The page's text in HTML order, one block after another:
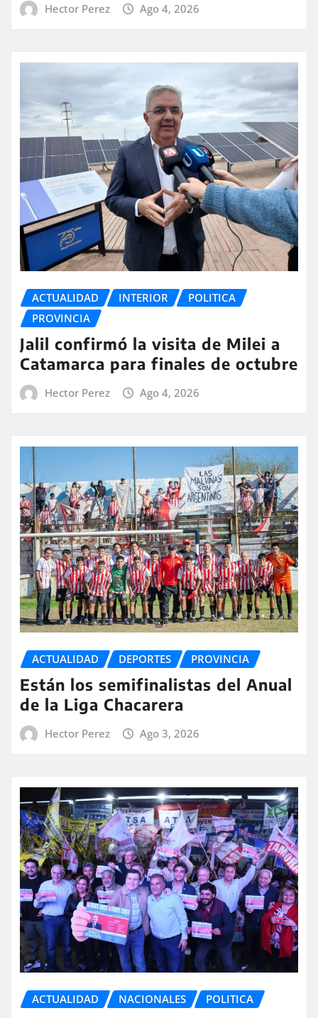
Hector Perez Ago 4, 2026
ACTUALIDAD INTERIOR
POLITICA
PROVINCIA
Jalil confirmó la visita de Milei a
Catamarca para finales de octubre
Hector Perez Ago 4, 2026
ACTUALIDAD DEPORTES PROVINCIA
Están los semifinalistas del Anual
de la Liga Chacarera
Hector Perez Ago 3, 2026
ACTUALIDAD NACIONALES POLITICA